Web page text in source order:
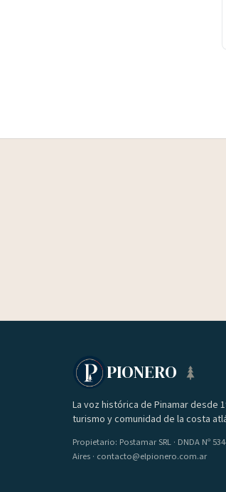
PIONERO
La voz histórica de Pinamar desde
turismo y comunidad de la costa
Propietario: Postamar SRL · DNDA Nº
Aires · contacto@elpionero.com.ar